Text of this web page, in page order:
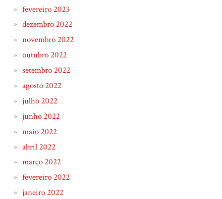
fevereiro 2023
dezembro 2022
novembro 2022
outubro 2022
setembro 2022
agosto 2022
julho 2022
junho 2022
maio 2022
abril 2022
março 2022
fevereiro 2022
janeiro 2022